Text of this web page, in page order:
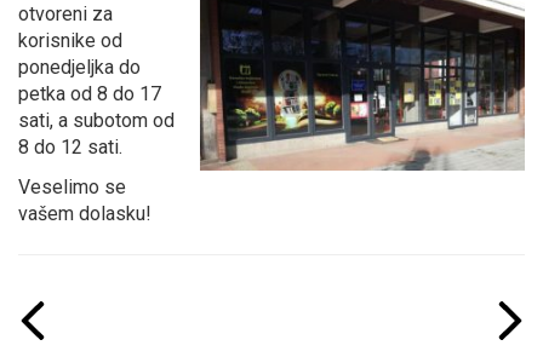
otvoreni za
korisnike od
ponedjeljka do
petka od 8 do 17
sati, a subotom od
8 do 12 sati.
Veselimo se
vašem dolasku!